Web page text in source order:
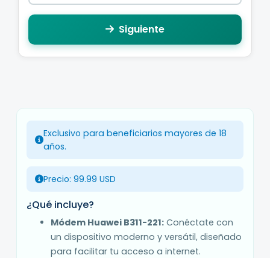
Siguiente
Exclusivo para beneficiarios mayores de 18
años.
Precio: 99.99 USD
¿Qué incluye?
Módem Huawei B311-221: Conéctate con
un dispositivo moderno y versátil, diseñado
para facilitar tu acceso a internet.